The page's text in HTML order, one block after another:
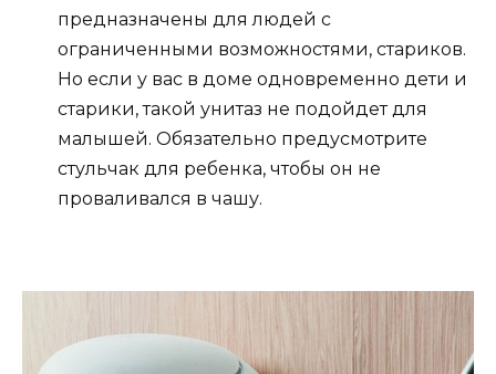
предназначены для людей с
ограниченными возможностями, стариков.
Но если у вас в доме одновременно дети и
старики, такой унитаз не подойдет для
малышей. Обязательно предусмотрите
стульчак для ребенка, чтобы он не
проваливался в чашу.